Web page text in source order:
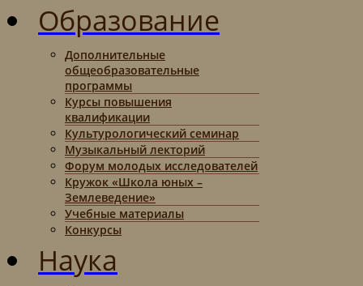
Образование
Дополнительные
общеобразовательные
программы
Курсы повышения
квалификации
Культурологический семинар
Музыкальный лекторий
Форум молодых исследователей
Кружок «Школа юных –
Землеведение»
Учебные материалы
Конкурсы
Наука